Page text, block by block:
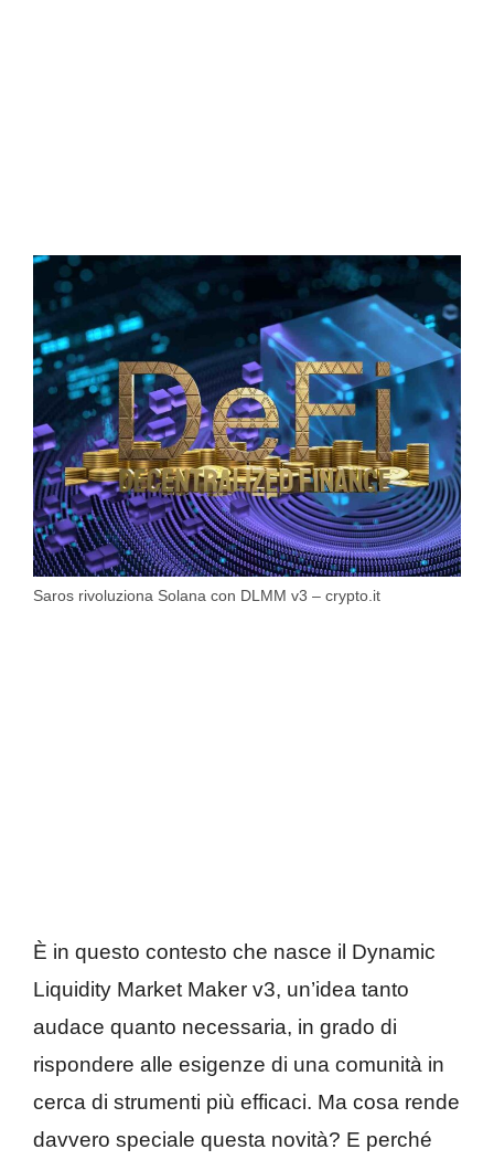
Saros rivoluziona Solana con DLMM v3 – crypto.it
È in questo contesto che nasce il Dynamic
Liquidity Market Maker v3, un’idea tanto
audace quanto necessaria, in grado di
rispondere alle esigenze di una comunità in
cerca di strumenti più efficaci. Ma cosa rende
davvero speciale questa novità? E perché